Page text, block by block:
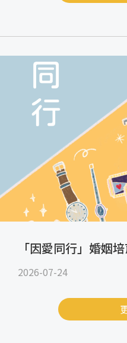
「因愛同行」婚姻
2026-07-24